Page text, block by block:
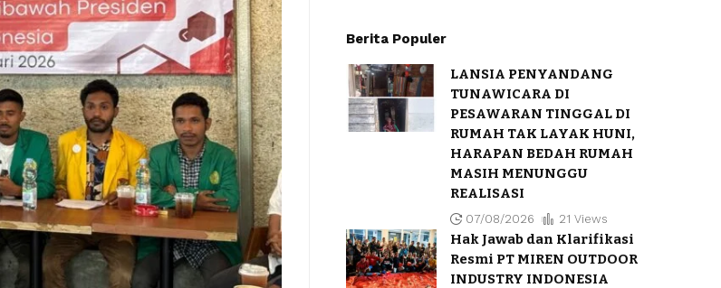
Berita Populer
LANSIA PENYANDANG
TUNAWICARA DI
PESAWARAN TINGGAL DI
RUMAH TAK LAYAK HUNI,
HARAPAN BEDAH RUMAH
MASIH MENUNGGU
REALISASI
07/08/2026 21 Views
Hak Jawab dan Klarifikasi
Resmi PT MIREN OUTDOOR
INDUSTRY INDONESIA